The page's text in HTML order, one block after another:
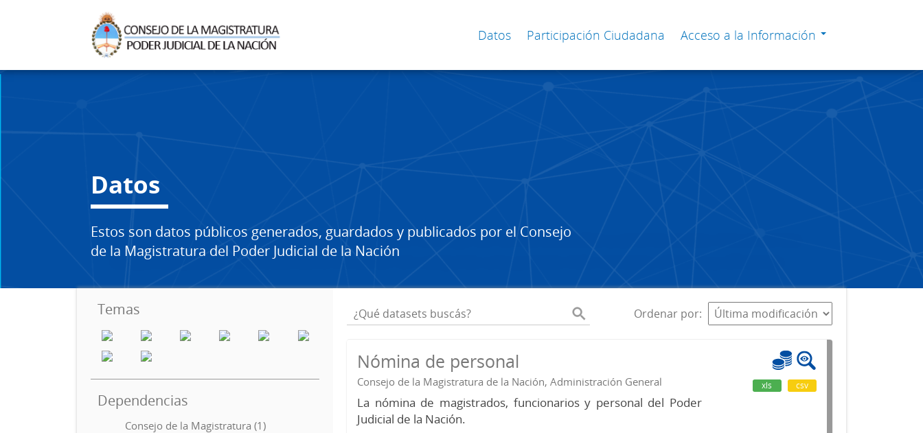
Datos Participación Ciudadana Acceso a la Información
Datos
Estos son datos públicos generados, guardados y publicados por el Consejo
de la Magistratura del Poder Judicial de la Nación
Temas
Dependencias
Consejo de la Magistratura (1)
Ordenar por
Nómina de personal
Consejo de la Magistratura de la Nación, Administración General
La nómina de magistrados, funcionarios y personal del Poder
Judicial de la Nación.
xls csv